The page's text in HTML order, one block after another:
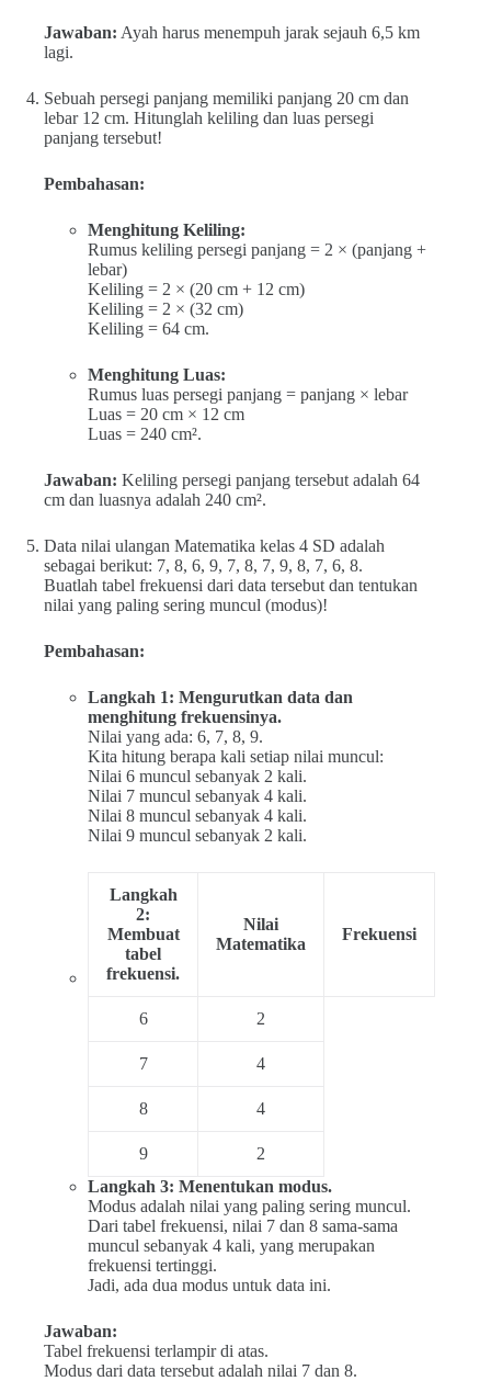
Jawaban: Ayah harus menempuh jarak sejauh 6,5 km
lagi.
Sebuah persegi panjang memiliki panjang 20 cm dan
lebar 12 cm. Hitunglah keliling dan luas persegi
panjang tersebut!
Pembahasan:
Menghitung Keliling:
Rumus keliling persegi panjang = 2 × (panjang +
lebar)
Keliling = 2 × (20 cm + 12 cm)
Keliling = 2 × (32 cm)
Keliling = 64 cm.
Menghitung Luas:
Rumus luas persegi panjang = panjang × lebar
Luas = 20 cm × 12 cm
Luas = 240 cm².
Jawaban: Keliling persegi panjang tersebut adalah 64
cm dan luasnya adalah 240 cm².
Data nilai ulangan Matematika kelas 4 SD adalah
sebagai berikut: 7, 8, 6, 9, 7, 8, 7, 9, 8, 7, 6, 8.
Buatlah tabel frekuensi dari data tersebut dan tentukan
nilai yang paling sering muncul (modus)!
Pembahasan:
Langkah 1: Mengurutkan data dan
menghitung frekuensinya.
Nilai yang ada: 6, 7, 8, 9.
Kita hitung berapa kali setiap nilai muncul:
Nilai 6 muncul sebanyak 2 kali.
Nilai 7 muncul sebanyak 4 kali.
Nilai 8 muncul sebanyak 4 kali.
Nilai 9 muncul sebanyak 2 kali.
Langkah
2:
Membuat
tabel
frekuensi.
Nilai
Matematika
Frekuensi
6 2
7 4
8 4
9
2
Langkah 3: Menentukan modus.
Modus adalah nilai yang paling sering muncul.
Dari tabel frekuensi, nilai 7 dan 8 sama-sama
muncul sebanyak 4 kali, yang merupakan
frekuensi tertinggi.
Jadi, ada dua modus untuk data ini.
Jawaban:
Tabel frekuensi terlampir di atas.
Modus dari data tersebut adalah nilai 7 dan 8.